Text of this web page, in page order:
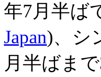
年7月半ば
Japan)、シ
月半ばま